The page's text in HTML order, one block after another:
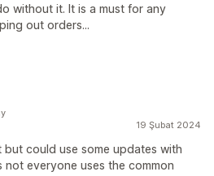
without it. It is a must for any
out orders...
19 Şubat 2024
could use some updates with
everyone uses the common